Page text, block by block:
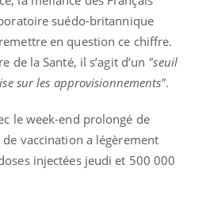
suédo-britannique
en question ce chiffre.
de la Santé, il s’agit d’un "seuil
sur les approvisionnements".
le week-end prolongé de
de vaccination a légèrement
injectées jeudi et 500 000